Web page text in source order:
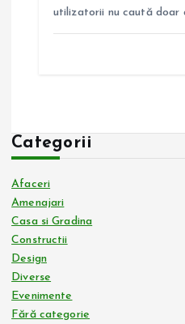
utilizatorii nu caută
Categorii
Afaceri
Amenajari
Casa si Gradina
Constructii
Design
Diverse
Evenimente
Fără categorie